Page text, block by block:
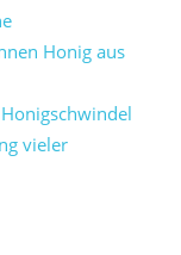
Honig aus
vieler